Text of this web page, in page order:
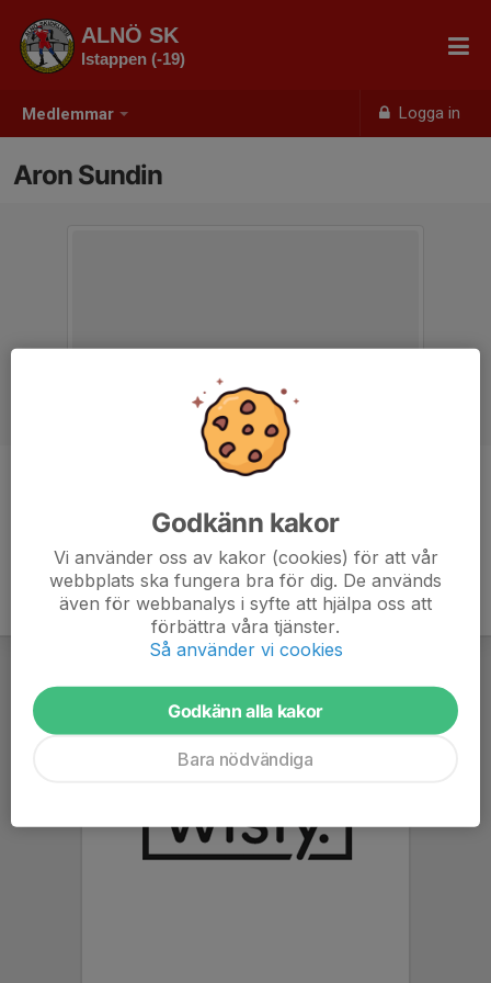
Medlemmar Logga in
ALNÖ SK
Istappen (-19)
Aron Sundin
Godkänn kakor
Vi använder oss av kakor (cookies) för att vår
webbplats ska fungera bra för dig. De används
även för webbanalys i syfte att hjälpa oss att
förbättra våra tjänster.
Så använder vi cookies
Godkänn alla kakor
Bara nödvändiga